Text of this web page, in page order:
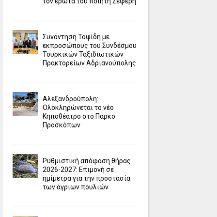
Συνάντηση Τοψίδη με
εκπροσώπους του Συνδέσμου
Τουρκικών Ταξιδιωτικών
Πρακτορείων Αδριανούπολης
Αλεξανδρούπολη:
Ολοκληρώνεται το νέο
Κηποθέατρο στο Πάρκο
Προσκόπων
Ρυθμιστική απόφαση θήρας
2026-2027: Επιμονή σε
ημίμετρα για την προστασία
των άγριων πουλιών